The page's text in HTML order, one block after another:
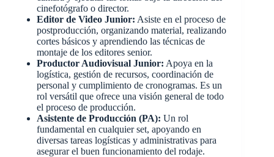
cinefotógrafo o director.
Editor de Video Junior: Asiste en el proceso de
postproducción, organizando material, realizando
cortes básicos y aprendiendo las técnicas de
montaje de los editores senior.
Productor Audiovisual Junior: Apoya en la
logística, gestión de recursos, coordinación de
personal y cumplimiento de cronogramas. Es un
rol versátil que ofrece una visión general de todo
el proceso de producción.
Asistente de Producción (PA): Un rol
fundamental en cualquier set, apoyando en
diversas tareas logísticas y administrativas para
asegurar el buen funcionamiento del rodaje.